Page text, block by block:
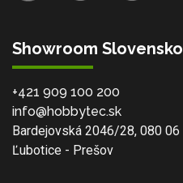
Showroom Slovensko
+421 909 100 200
info@hobbytec.sk
Bardejovská 2046/28, 080 06
Ľubotice - Prešov